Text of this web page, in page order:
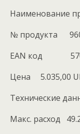
Наименование
№ продукта
EAN код
Цена 5.035,00
Технические
Maкс. расход